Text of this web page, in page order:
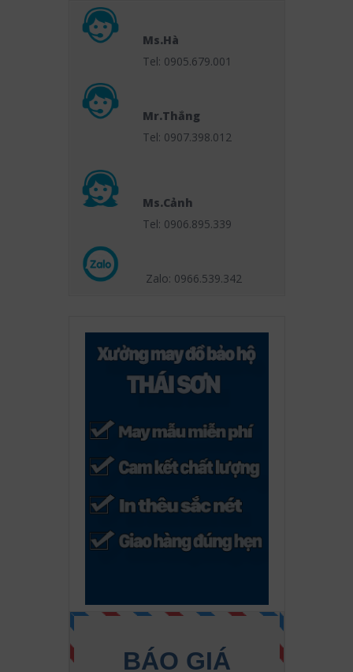
Ms.Hà
Tel: 0905.679.001
Mr.Thắng
Tel: 0907.398.012
Ms.Cảnh
Tel: 0906.895.339
Zalo: 0966.539.342